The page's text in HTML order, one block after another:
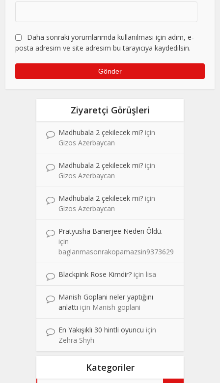
Daha sonraki yorumlarımda kullanılması için adım, e-
posta adresim ve site adresim bu tarayıcıya kaydedilsin.
Ziyaretçi Görüşleri
Madhubala 2 çekilecek mi? için
Gizos Azerbaycan
Madhubala 2 çekilecek mi? için
Gizos Azerbaycan
Madhubala 2 çekilecek mi? için
Gizos Azerbaycan
Pratyusha Banerjee Neden Öldü.
için
baglanmasonrakopamazsin9373629
Blackpink Rose Kimdir? için lisa
Manish Goplani neler yaptığını
anlattı için Manish goplani
En Yakışıklı 30 hintli oyuncu için
Zehra Shyh
Kategoriler